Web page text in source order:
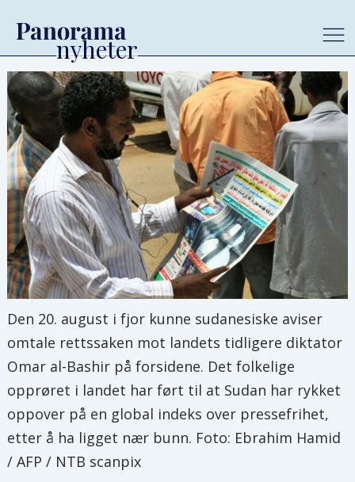
Den 20. august i fjor kunne sudanesiske aviser
omtale rettssaken mot landets tidligere diktator
Omar al-Bashir på forsidene. Det folkelige
opprøret i landet har ført til at Sudan har rykket
oppover på en global indeks over pressefrihet,
etter å ha ligget nær bunn. Foto: Ebrahim Hamid
/ AFP / NTB scanpix